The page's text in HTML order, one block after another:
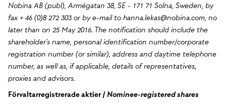
Nobina AB (publ), Armégatan 38, SE - 171 71 Solna, Sweden, by
fax + 46 (0)8 272 303 or by e-mail to hanna.lekas@nobina.com, no
later than on 25 May 2016. The notification should include the
shareholder’s name, personal identification number/corporate
registration number (or similar), address and daytime telephone
number, as well as, if applicable, details of representatives,
proxies and advisors.
Förvaltarregistrerade aktier /Nominee-registered shares